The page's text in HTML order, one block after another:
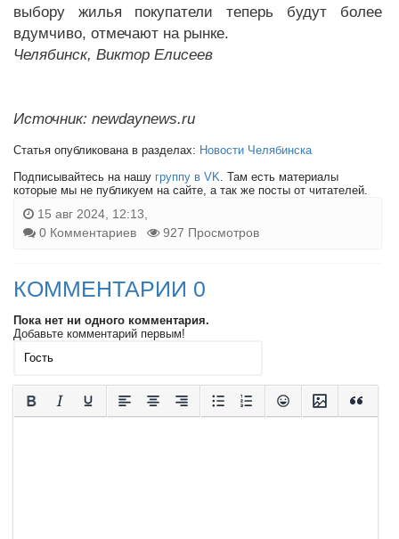
выбору жилья покупатели теперь будут более
вдумчиво, отмечают на рынке.
Челябинск, Виктор Елисеев
Источник: newdaynews.ru
Статья опубликована в разделах: Новости Челябинска
Подписывайтесь на нашу группу в VK . Там есть материалы
которые мы не публикуем на сайте, а так же посты от читателей.
15 авг 2024, 12:13,
0 Комментариев
927 Просмотров
КОММЕНТАРИИ 0
Пока нет ни одного комментария.
Добавьте комментарий первым!